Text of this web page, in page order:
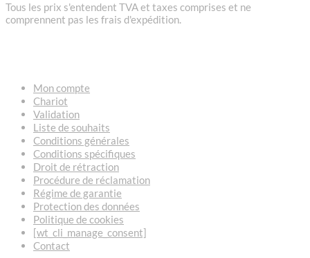
Tous les prix s'entendent TVA et taxes comprises et ne
comprennent pas les frais d'expédition.
Mon compte
Chariot
Validation
Liste de souhaits
Conditions générales
Conditions spécifiques
Droit de rétraction
Procédure de réclamation
Régime de garantie
Protection des données
Politique de cookies
[wt_cli_manage_consent]
Contact